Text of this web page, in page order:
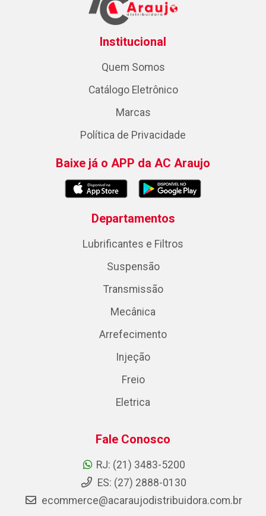
Institucional
Quem Somos
Catálogo Eletrônico
Marcas
Política de Privacidade
Baixe já o APP da AC Araujo
Departamentos
Lubrificantes e Filtros
Suspensão
Transmissão
Mecânica
Arrefecimento
Injeção
Freio
Eletrica
Fale Conosco
RJ: (21) 3483-5200
ES: (27) 2888-0130
ecommerce@acaraujodistribuidora.com.br